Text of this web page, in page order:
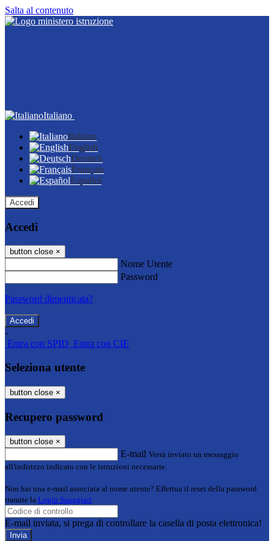
Salta al contenuto
Italiano
Italiano
English
Deutsch
Français
Español
Accedi
Accedi
button close ×
Nome Utente
Password
Password dimenticata?
-
Entra con SPID Entra con CIE
Seleziona utente
button close ×
Recupero password
button close ×
E-mail Verrà inviato un messaggio
all'indirizzo indicato con le istruzioni necessarie.
Non hai una e-mail associata al nome utente? Effettua il reset della password
tramite la Login Spaggiari
E-mail inviata, si prega di controllare la casella di posta elettronica!